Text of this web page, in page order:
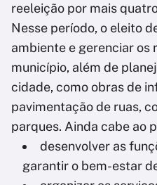
reeleição por mais
Nesse período, o eleito
ambiente e gerenciar os
município, além de
cidade, como obras de
pavimentação de ruas,
parques. Ainda cabe ao
desenvolver as
garantir o bem-estar